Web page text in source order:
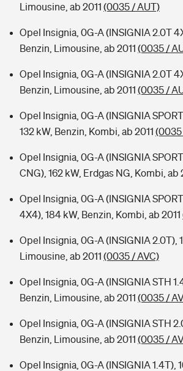
Limousine, ab 2011 (0035 / AUT)
Opel Insignia, 0G-A (INSIGNIA 2.0T
Benzin, Limousine, ab 2011 (0035 /
Opel Insignia, 0G-A (INSIGNIA 2.0T
Benzin, Limousine, ab 2011 (0035 /
Opel Insignia, 0G-A (INSIGNIA
132 kW, Benzin, Kombi, ab 2011 (0035
Opel Insignia, 0G-A (INSIGNIA
CNG), 162 kW, Erdgas NG, Kombi, ab
Opel Insignia, 0G-A (INSIGNIA
4X4), 184 kW, Benzin, Kombi, ab 2011
Opel Insignia, 0G-A (INSIGNIA 2.0T),
Limousine, ab 2011 (0035 / AVC)
Opel Insignia, 0G-A (INSIGNIA STH
Benzin, Limousine, ab 2011 (0035 /
Opel Insignia, 0G-A (INSIGNIA STH
Benzin, Limousine, ab 2011 (0035 /
Opel Insignia, 0G-A (INSIGNIA 1.4T),